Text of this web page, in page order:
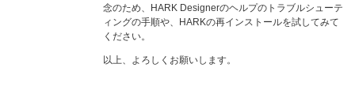
念のため、HARK Designerのヘルプのトラブルシューテ
ィングの手順や、HARKの再インストールを試してみて
ください。
以上、よろしくお願いします。